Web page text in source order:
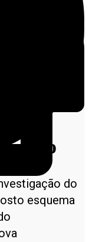
sobre deputado Valdir
do
esquema